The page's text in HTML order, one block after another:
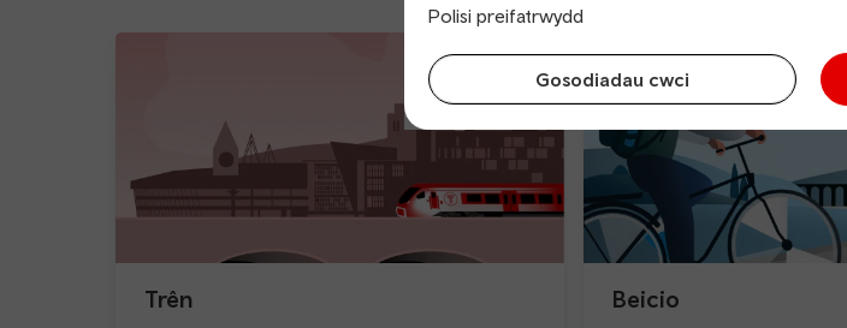
Polisi preifatrwydd
Gosodiadau cwci
Trên Beicio